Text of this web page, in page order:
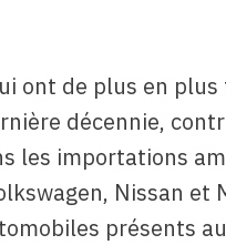
ont de plus en
décennie,
les importations
Nissan et
présents